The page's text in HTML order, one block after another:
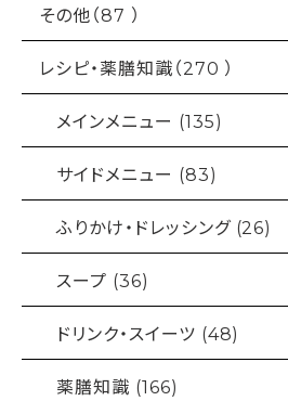
その他（87 ）
レシピ・薬膳知識（270 ）
メインメニュー (135)
サイドメニュー (83)
ふりかけ・ドレッシング (26)
スープ (36)
ドリンク・スイーツ (48)
薬膳知識 (166)